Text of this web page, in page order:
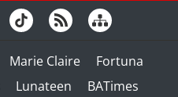
Marie Claire
Fortuna
Lunateen BATimes